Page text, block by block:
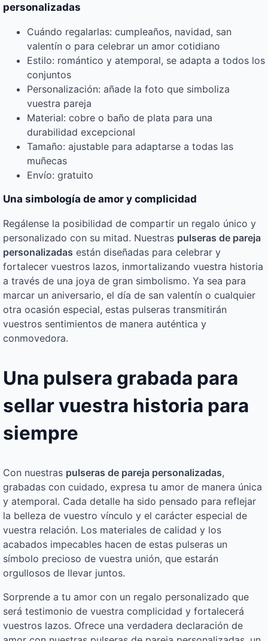
personalizadas
Cuándo regalarlas: cumpleaños, navidad, san
valentín o para celebrar un amor cotidiano
Estilo: romántico y atemporal, se adapta a todos los
conjuntos
Personalización: añade la foto que simboliza
vuestra pareja
Material: cobre o baño de plata para una
durabilidad excepcional
Tamaño: ajustable para adaptarse a todas las
muñecas
Envío: gratuito
Una simbología de amor y complicidad
Regálense la posibilidad de compartir un regalo único y
personalizado con su mitad. Nuestras pulseras de pareja
personalizadas están diseñadas para celebrar y
fortalecer vuestros lazos, inmortalizando vuestra historia
a través de una joya de gran simbolismo. Ya sea para
marcar un aniversario, el día de san valentín o cualquier
otra ocasión especial, estas pulseras transmitirán
vuestros sentimientos de manera auténtica y
conmovedora.
Una pulsera grabada para
sellar vuestra historia para
siempre
Con nuestras pulseras de pareja personalizadas,
grabadas con cuidado, expresa tu amor de manera única
y atemporal. Cada detalle ha sido pensado para reflejar
la belleza de vuestro vínculo y el carácter especial de
vuestra relación. Los materiales de calidad y los
acabados impecables hacen de estas pulseras un
símbolo precioso de vuestra unión, que estarán
orgullosos de llevar juntos.
Sorprende a tu amor con un regalo personalizado que
será testimonio de vuestra complicidad y fortalecerá
vuestros lazos. Ofrece una verdadera declaración de